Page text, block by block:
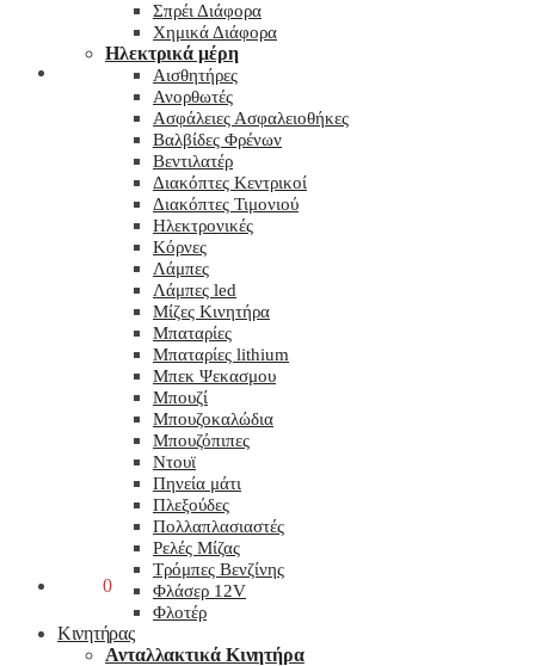
0
Σπρέι Διάφορα
Χημικά Διάφορα
Hλεκτρικά μέρη
Αισθητήρες
Ανορθωτές
Ασφάλειες Ασφαλειοθήκες
Βαλβίδες Φρένων
Βεντιλατέρ
Διακόπτες Κεντρικοί
Διακόπτες Τιμονιού
Ηλεκτρονικές
Κόρνες
Λάμπες
Λάμπες led
Μίζες Κινητήρα
Μπαταρίες
Μπαταρίες lithium
Μπεκ Ψεκασμου
Μπουζί
Μπουζοκαλώδια
Μπουζόπιπες
Ντουϊ
Πηνεία μάτι
Πλεξούδες
Πολλαπλασιαστές
Ρελές Μίζας
Τρόμπες Βενζίνης
Φλάσερ 12V
Φλοτέρ
Κινητήρας
Ανταλλακτικά Κινητήρα